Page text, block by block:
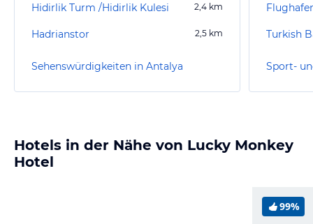
Hidirlik Turm /Hidirlik Kulesi 2,4 km
Hadrianstor 2,5 km
Sehenswürdigkeiten in Antalya
Turkish
Sport-
Hotels in der Nähe von Lucky Monkey
Hotel
99%